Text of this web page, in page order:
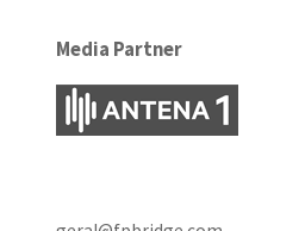
Media Partner